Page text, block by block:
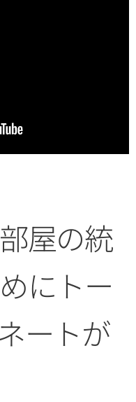
屋の統
にトー
ートが